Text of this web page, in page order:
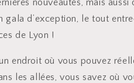
nouveautés, mais
gala d’exception, le tout
de Lyon !
endroit où vous pouvez
les allées, vous savez où